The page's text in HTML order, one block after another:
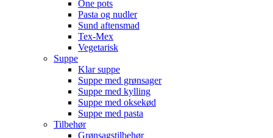
One pots
Pasta og nudler
Sund aftensmad
Tex-Mex
Vegetarisk
Suppe
Klar suppe
Suppe med grønsager
Suppe med kylling
Suppe med oksekød
Suppe med pasta
Tilbehør
Grønsagstilbehør